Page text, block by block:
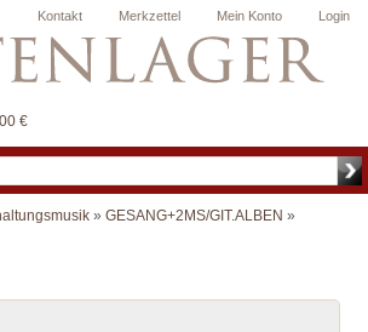
Login
Mein Konto
Merkzettel
Kontakt
€
» GESANG+2MS/GIT.ALBEN »